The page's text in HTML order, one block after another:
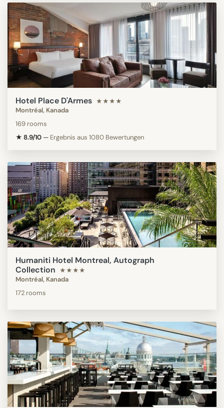
Hotel Place D'Armes ★★★★
Montréal, Kanada
169 rooms
★ 8.9/10 — Ergebnis aus 1080 Bewertungen
Humaniti Hotel Montreal, Autograph
Collection
★★★★
Montréal, Kanada
172 rooms